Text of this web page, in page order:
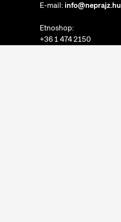
E-mail: info@neprajz.hu
Etnoshop:
+36 1 474 2150